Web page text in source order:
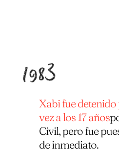
1983
Xabi fue
vez a los 17 años
Civil, pero fue
de inmediato.